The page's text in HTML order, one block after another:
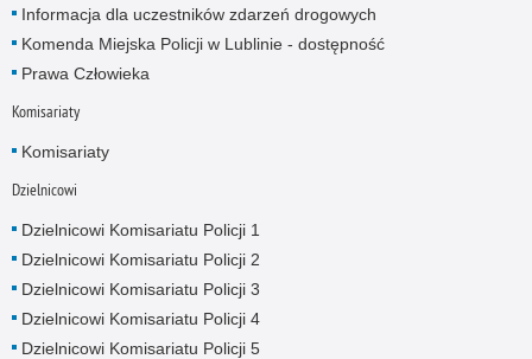
Informacja dla uczestników zdarzeń drogowych
Komenda Miejska Policji w Lublinie - dostępność
Prawa Człowieka
Komisariaty
Komisariaty
Dzielnicowi
Dzielnicowi Komisariatu Policji 1
Dzielnicowi Komisariatu Policji 2
Dzielnicowi Komisariatu Policji 3
Dzielnicowi Komisariatu Policji 4
Dzielnicowi Komisariatu Policji 5